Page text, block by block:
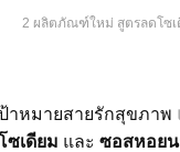
2 ผลิตภัณฑ์ใหม่ สูตรลดโซ
าหมายสายรักสุขภาพ
ซเดียม และ ซอสหอยน